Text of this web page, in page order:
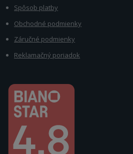
Spôsob platby
Obchodné podmienky
Záručné podmienky
Reklamačný poriadok